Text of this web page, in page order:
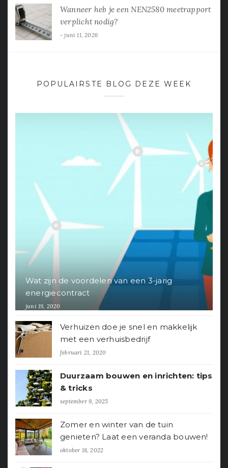
Wanneer heb je een NEN2580 meetrapport
verplicht nodig?
juni 11, 2026
POPULAIRSTE BLOG DEZE WEEK
Wat zijn de voordelen van een 3-jarig
energiecontract
juni 19, 2020
Verhuizen doe je snel en makkelijk
met een verhuisbedrijf
februari 21, 2020
Duurzaam bouwen en inrichten: tips
& tricks
september 9, 2025
Zomer en winter van de tuin
genieten? Laat een veranda bouwen!
oktober 18, 2022